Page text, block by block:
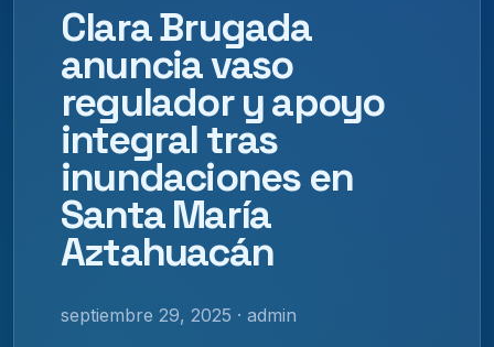
Clara Brugada
anuncia vaso
regulador y apoyo
integral tras
inundaciones en
Santa María
Aztahuacán
septiembre 29, 2025 · admin